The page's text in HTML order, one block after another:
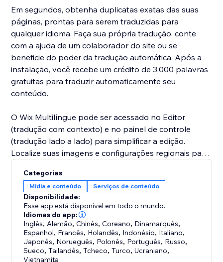
Em segundos, obtenha duplicatas exatas das suas
páginas, prontas para serem traduzidas para
qualquer idioma. Faça sua própria tradução, conte
com a ajuda de um colaborador do site ou se
beneficie do poder da tradução automática. Após a
instalação, você recebe um crédito de 3.000 palavras
gratuitas para traduzir automaticamente seu
conteúdo.
O Wix Multilíngue pode ser acessado no Editor
(tradução com contexto) e no painel de controle
(tradução lado a lado) para simplificar a edição.
Localize suas imagens e configurações regionais para
acolhedora aos visitantes de todas as culturas.
Aproveite configurações avançadas, como detecção
automática do idioma do navegador do visitante e
uma variedade de estruturas de URL. Convide
membros da equipe e tradutores profissionais para
colaborar com você graças a funções e permissões
Categorias
Mídia e conteúdo Serviços de conteúdo
Disponibilidade:
Esse app está disponível em todo o mundo.
Idiomas do app:
Inglês, Alemão,Chinês,Coreano, Dinamarquês,
Espanhol, Francês, Holandês, Indonésio, Italiano,
Japonês, Norueguês, Polonês, Português, Russo,
Sueco,Tailandês,Tcheco,Turco,Ucraniano,
Vietnamita